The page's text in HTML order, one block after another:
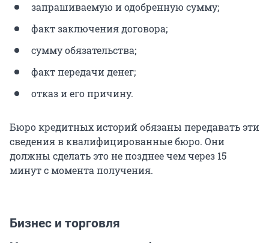
запрашиваемую и одобренную сумму;
факт заключения договора;
сумму обязательства;
факт передачи денег;
отказ и его причину.
Бюро кредитных историй обязаны передавать эти
сведения в квалифицированные бюро. Они
должны сделать это не позднее чем через 15
минут с момента получения.
Бизнес и торговля